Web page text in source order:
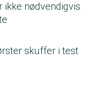
ikke nødvendigvis
skuffer i test